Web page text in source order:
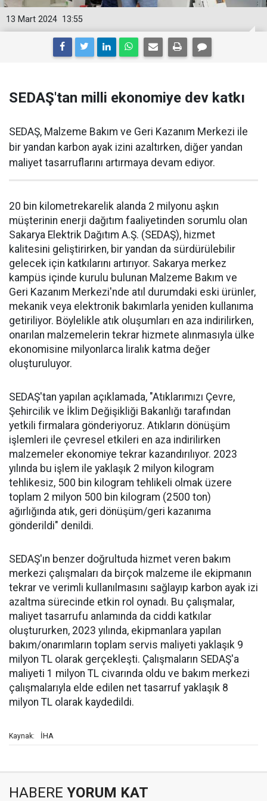
13:55
13 Mart 2024
SEDAŞ'tan milli ekonomiye dev katkı
SEDAŞ, Malzeme Bakım ve Geri Kazanım Merkezi ile
bir yandan karbon ayak izini azaltırken, diğer yandan
maliyet tasarruflarını artırmaya devam ediyor.
20 bin kilometrekarelik alanda 2 milyonu aşkın
müşterinin enerji dağıtım faaliyetinden sorumlu olan
Sakarya Elektrik Dağıtım A.Ş. (SEDAŞ), hizmet
kalitesini geliştirirken, bir yandan da sürdürülebilir
gelecek için katkılarını artırıyor. Sakarya merkez
kampüs içinde kurulu bulunan Malzeme Bakım ve
Geri Kazanım Merkezi'nde atıl durumdaki eski ürünler,
mekanik veya elektronik bakımlarla yeniden kullanıma
getiriliyor. Böylelikle atık oluşumları en aza indirilirken,
onarılan malzemelerin tekrar hizmete alınmasıyla ülke
ekonomisine milyonlarca liralık katma değer
oluşturuluyor.
SEDAŞ'tan yapılan açıklamada, "Atıklarımızı Çevre,
Şehircilik ve İklim Değişikliği Bakanlığı tarafından
yetkili firmalara gönderiyoruz. Atıkların dönüşüm
işlemleri ile çevresel etkileri en aza indirilirken
malzemeler ekonomiye tekrar kazandırılıyor. 2023
yılında bu işlem ile yaklaşık 2 milyon kilogram
tehlikesiz, 500 bin kilogram tehlikeli olmak üzere
toplam 2 milyon 500 bin kilogram (2500 ton)
ağırlığında atık, geri dönüşüm/geri kazanıma
gönderildi" denildi.
SEDAŞ'ın benzer doğrultuda hizmet veren bakım
merkezi çalışmaları da birçok malzeme ile ekipmanın
tekrar ve verimli kullanılmasını sağlayıp karbon ayak izi
azaltma sürecinde etkin rol oynadı. Bu çalışmalar,
maliyet tasarrufu anlamında da ciddi katkılar
oluştururken, 2023 yılında, ekipmanlara yapılan
bakım/onarımların toplam servis maliyeti yaklaşık 9
milyon TL olarak gerçekleşti. Çalışmaların SEDAŞ'a
maliyeti 1 milyon TL civarında oldu ve bakım merkezi
çalışmalarıyla elde edilen net tasarruf yaklaşık 8
milyon TL olarak kaydedildi.
Kaynak: İHA
HABERE YORUM KAT